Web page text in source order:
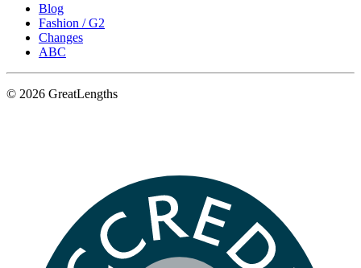
Blog
Fashion / G2
Changes
ABC
© 2026 GreatLengths